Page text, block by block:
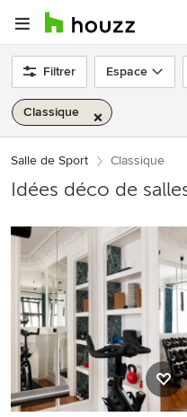
Filtrer Espace
Classique
Salle de Sport Classique
Idées déco de